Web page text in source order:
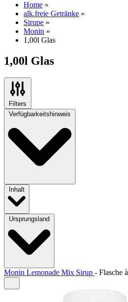
Home »
alk.freie Getränke »
Sirupe »
Monin »
1,00l Glas
1,00l Glas
Filters
Verfügbarkeitshinweis
Inhalt
Ursprungsland
Monin Lemonade Mix Sirup - Flasche à